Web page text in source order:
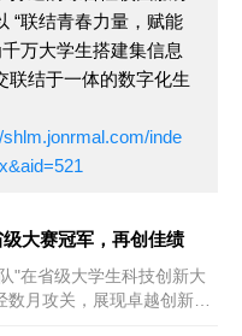
“联结青春力量，赋能
万大学生搭建集信息
联结于一体的数字化生
shlm.jonrmal.com/inde
大赛冠军，再创佳绩
"在省级大学生科技创新大
月攻关，展现卓越创新能